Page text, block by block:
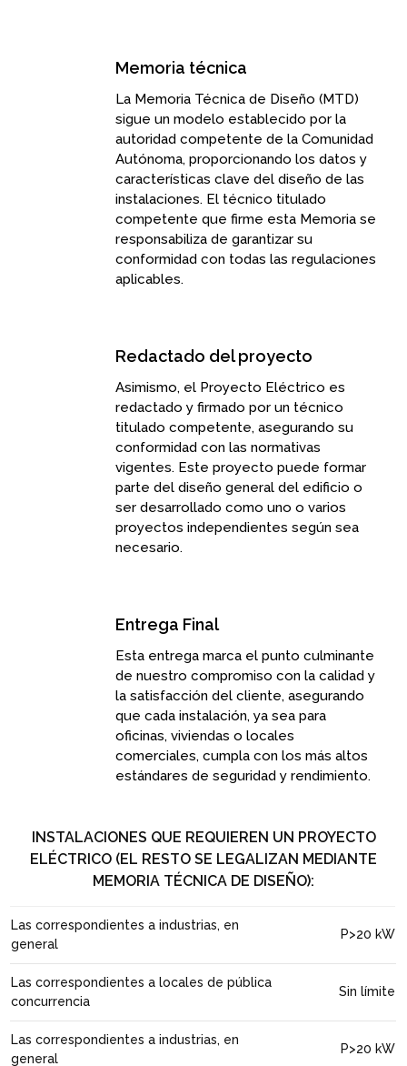
Memoria técnica
La Memoria Técnica de Diseño (MTD)
sigue un modelo establecido por la
autoridad competente de la Comunidad
Autónoma, proporcionando los datos y
características clave del diseño de las
instalaciones. El técnico titulado
competente que firme esta Memoria se
responsabiliza de garantizar su
conformidad con todas las regulaciones
aplicables.
Redactado del proyecto
Asimismo, el Proyecto Eléctrico es
redactado y firmado por un técnico
titulado competente, asegurando su
conformidad con las normativas
vigentes. Este proyecto puede formar
parte del diseño general del edificio o
ser desarrollado como uno o varios
proyectos independientes según sea
necesario.
Entrega Final
Esta entrega marca el punto culminante
de nuestro compromiso con la calidad y
la satisfacción del cliente, asegurando
que cada instalación, ya sea para
oficinas, viviendas o locales
comerciales, cumpla con los más altos
estándares de seguridad y rendimiento.
INSTALACIONES QUE REQUIEREN UN PROYECTO
ELÉCTRICO (EL RESTO SE LEGALIZAN MEDIANTE
MEMORIA TÉCNICA DE DISEÑO):
Las correspondientes a industrias, en
general
P>20 kW
Las correspondientes a locales de pública
concurrencia
Sin límite
Las correspondientes a industrias, en
general
P>20 kW